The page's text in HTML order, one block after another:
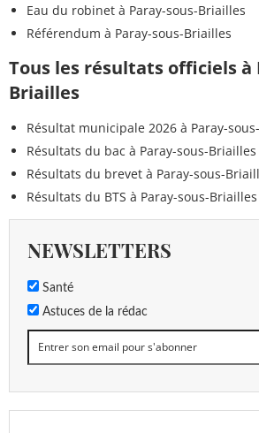
Eau du robinet à Paray-sous-Briailles
Référendum à Paray-sous-Briailles
Tous les résultats officiels à
Briailles
Résultat municipale 2026 à Paray-
Résultats du bac à Paray-sous-Briailles
Résultats du brevet à Paray-sous-
Résultats du BTS à Paray-sous-Briailles
NEWSLETTERS
Santé
Astuces de la rédac